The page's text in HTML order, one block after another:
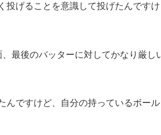
投げることを意識して投げたんです
最後のバッターに対してかなり厳
んですけど、自分の持っているボー